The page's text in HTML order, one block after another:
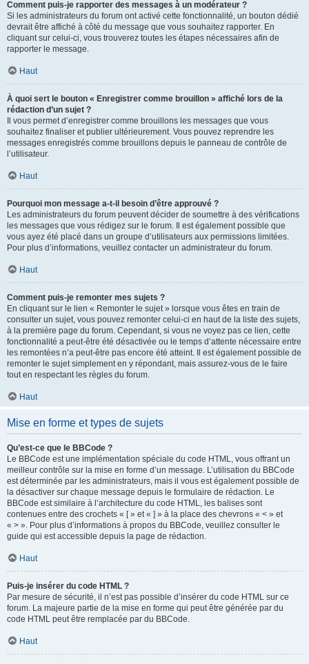
Comment puis-je rapporter des messages à un modérateur ?
Si les administrateurs du forum ont activé cette fonctionnalité, un bouton dédié
devrait être affiché à côté du message que vous souhaitez rapporter. En
cliquant sur celui-ci, vous trouverez toutes les étapes nécessaires afin de
rapporter le message.
Haut
À quoi sert le bouton « Enregistrer comme brouillon » affiché lors de la
rédaction d’un sujet ?
Il vous permet d’enregistrer comme brouillons les messages que vous
souhaitez finaliser et publier ultérieurement. Vous pouvez reprendre les
messages enregistrés comme brouillons depuis le panneau de contrôle de
l’utilisateur.
Haut
Pourquoi mon message a-t-il besoin d’être approuvé ?
Les administrateurs du forum peuvent décider de soumettre à des vérifications
les messages que vous rédigez sur le forum. Il est également possible que
vous ayez été placé dans un groupe d’utilisateurs aux permissions limitées.
Pour plus d’informations, veuillez contacter un administrateur du forum.
Haut
Comment puis-je remonter mes sujets ?
En cliquant sur le lien « Remonter le sujet » lorsque vous êtes en train de
consulter un sujet, vous pouvez remonter celui-ci en haut de la liste des sujets,
à la première page du forum. Cependant, si vous ne voyez pas ce lien, cette
fonctionnalité a peut-être été désactivée ou le temps d’attente nécessaire entre
les remontées n’a peut-être pas encore été atteint. Il est également possible de
remonter le sujet simplement en y répondant, mais assurez-vous de le faire
tout en respectant les règles du forum.
Haut
Mise en forme et types de sujets
Qu’est-ce que le BBCode ?
Le BBCode est une implémentation spéciale du code HTML, vous offrant un
meilleur contrôle sur la mise en forme d’un message. L’utilisation du BBCode
est déterminée par les administrateurs, mais il vous est également possible de
la désactiver sur chaque message depuis le formulaire de rédaction. Le
BBCode est similaire à l’architecture du code HTML, les balises sont
contenues entre des crochets « [ » et « ] » à la place des chevrons « < » et
« > ». Pour plus d’informations à propos du BBCode, veuillez consulter le
guide qui est accessible depuis la page de rédaction.
Haut
Puis-je insérer du code HTML ?
Par mesure de sécurité, il n’est pas possible d’insérer du code HTML sur ce
forum. La majeure partie de la mise en forme qui peut être générée par du
code HTML peut être remplacée par du BBCode.
Haut